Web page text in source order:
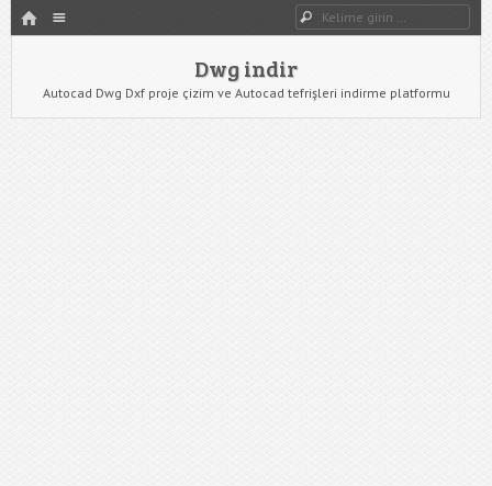
HOME Dwg Ara
Dwg indir
Autocad Dwg Dxf proje çizim ve Autocad tefrişleri indirme platformu